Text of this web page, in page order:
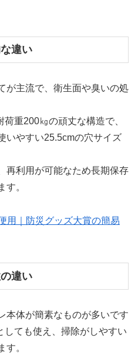
違い
が主流で、衛生面や臭いの処
重200㎏の頑丈な構造で、
いやすい25.5cmの穴サイズ
再利用が可能なため長期保存
す。
用｜防災グッズ大賞の簡易
違い
本体が簡素なものが多いです
しても使え、掃除がしやすい
す。